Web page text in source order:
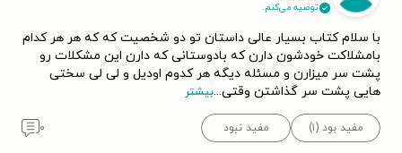
توصیه می‌کنم.
با سلام کتاب بسیار عالی داستان تو دو شخصیت که که هر هر کدام
بامشلاکت خودشون دارن که بادوستانی که دارن این مشکلات رو
پشت سر میزارن و مسئله دیگه هر کدوم اودیل و لی لی سختی
هایی پشت سر گذاشتن وقتی...بیشتر
مفید بود (۱) مفید نبود ۰